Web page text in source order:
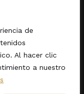
de
Al hacer clic
a nuestro